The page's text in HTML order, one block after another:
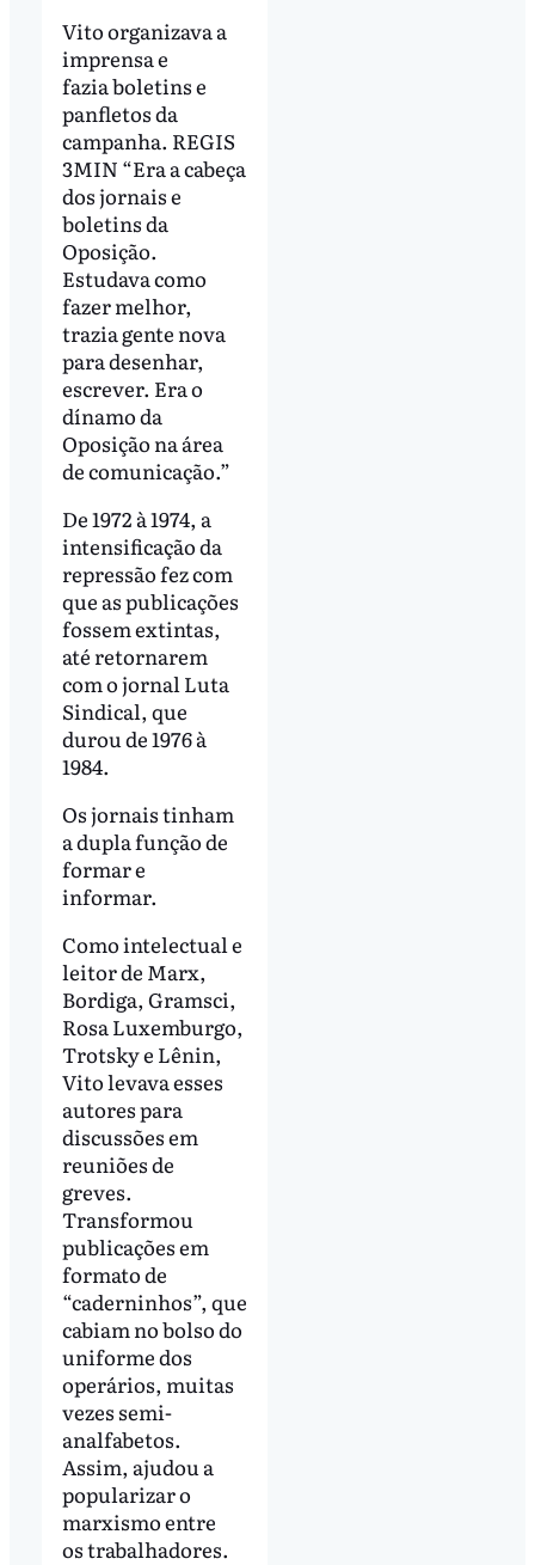
Vito organizava a
imprensa e
fazia boletins e
panfletos da
campanha. REGIS
3MIN “Era a cabeça
dos jornais e
boletins da
Oposição.
Estudava como
fazer melhor,
trazia gente nova
para desenhar,
escrever. Era o
dínamo da
Oposição na área
de comunicação.”
De 1972 à 1974, a
intensificação da
repressão fez com
que as publicações
fossem extintas,
até retornarem
com o jornal Luta
Sindical, que
durou de 1976 à
1984.
Os jornais tinham
a dupla função de
formar e
informar.
Como intelectual e
leitor de Marx,
Bordiga, Gramsci,
Rosa Luxemburgo,
Trotsky e Lênin,
Vito levava esses
autores para
discussões em
reuniões de
greves.
Transformou
publicações em
formato de
“caderninhos”, que
cabiam no bolso do
uniforme dos
operários, muitas
vezes semi-
analfabetos.
Assim, ajudou a
popularizar o
marxismo entre
os trabalhadores.